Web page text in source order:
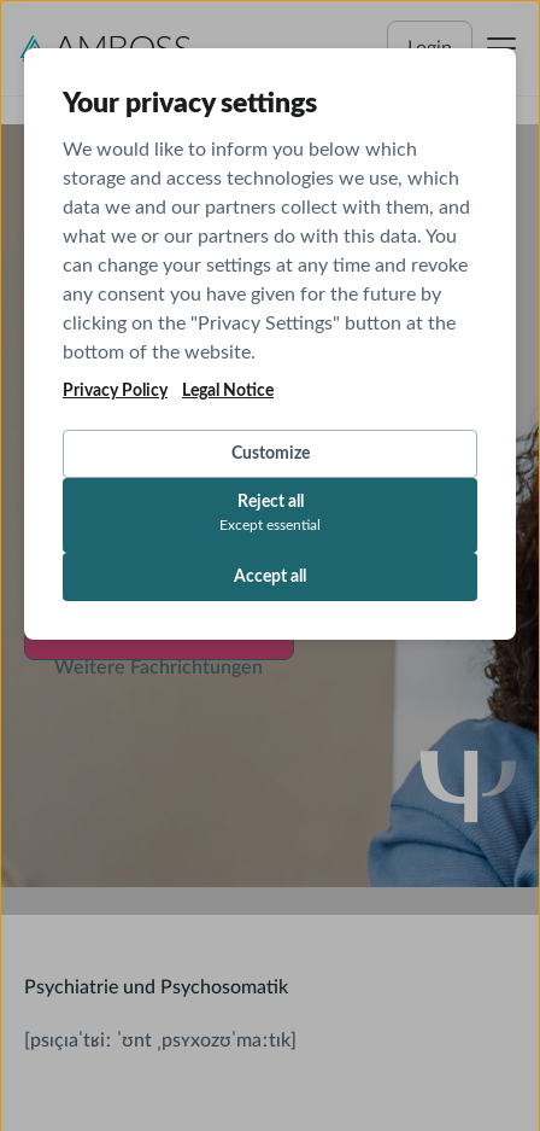
Your privacy settings
We would like to inform you below which
storage and access technologies we use, which
data we and our partners collect with them, and
what we or our partners do with this data. You
can change your settings at any time and revoke
any consent you have given for the future by
clicking on the "Privacy Settings" button at the
bottom of the website.
Privacy Policy Legal Notice
Customize
Reject all
Except essential
Accept all
Login
PSYCHIATRIE UND PSYCHOSOMATIK
Fachrichtungen zurück. Hier zeigen wir dir spezifische
Psychiatrie-Highlights
Psychiatrie-Highlights
Weitere Fachrichtungen
Psychiatrie und Psychosomatik
[psɪçɪaˈtʁiː ˈʊnt ˌpsʏxozʊˈmaːtɪk]